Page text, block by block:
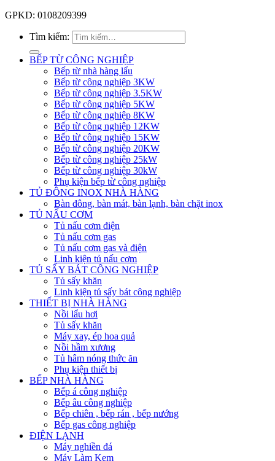
GPKD: 0108209399
Tìm kiếm:
BẾP TỪ CÔNG NGHIỆP
Bếp từ nhà hàng lẩu
Bếp từ công nghiệp 3KW
Bếp từ công nghiệp 3.5KW
Bếp từ công nghiệp 5KW
Bếp từ công nghiệp 8KW
Bếp từ công nghiệp 12KW
Bếp từ công nghiệp 15KW
Bếp từ công nghiệp 20KW
Bếp từ công nghiệp 25kW
Bếp từ công nghiệp 30kW
Phụ kiện bếp từ công nghiệp
TỦ ĐÔNG INOX NHÀ HÀNG
Bàn đông, bàn mát, bàn lạnh, bàn chặt inox
TỦ NẤU CƠM
Tủ nấu cơm điện
Tủ nấu cơm gas
Tủ nấu cơm gas và điện
Linh kiện tủ nấu cơm
TỦ SẤY BÁT CÔNG NGHIỆP
Tủ sấy khăn
Linh kiện tủ sấy bát công nghiệp
THIẾT BỊ NHÀ HÀNG
Nồi lẩu hơi
Tủ sấy khăn
Máy xay, ép hoa quả
Nồi hầm xương
Tủ hâm nóng thức ăn
Phụ kiện thiết bị
BẾP NHÀ HÀNG
Bếp á công nghiệp
Bếp âu công nghiệp
Bếp chiên , bếp rán , bếp nướng
Bếp gas công nghiệp
ĐIỆN LẠNH
Máy nghiền đá
Máy Làm Kem